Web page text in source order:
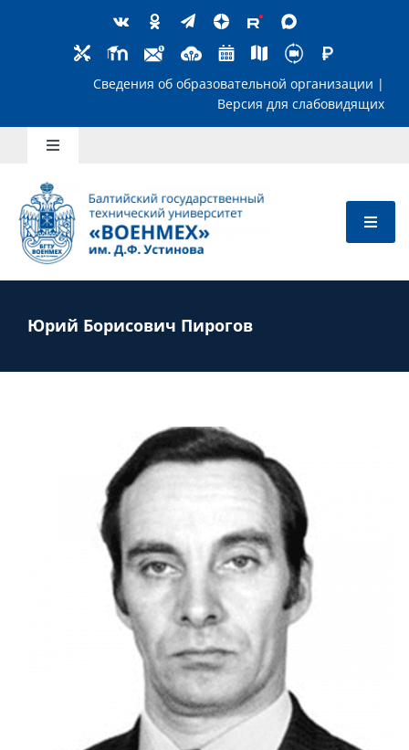
Сведения об образовательной
Toggle
Школьникам
Абитуриентам
Преподавателям
Юрий Борисович Пирогов